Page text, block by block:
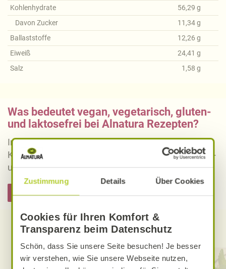
Zustimmung Details Über Cookies
Cookies für Ihren Komfort &
Transparenz beim Datenschutz
Schön, dass Sie unsere Seite besuchen! Je besser
wir verstehen, wie Sie unsere Webseite nutzen,
Kohlenhydrate
Davon Zucker
Ballaststoffe
Eiweiß
Salz
56,29 g
11,34g
12,26 g
24,41 g
1,58 g
Was bedeutet vegan, vegetarisch, gluten-
und laktosefrei bei Alnatura Rezepten?
Informieren Sie sich über die genaue Erklärung der
Kennzeichnung von veganen, vegetarischen, gluten-
und laktosefreien Alnatura Rezepten.
Entdecken Sie weitere Rezepte